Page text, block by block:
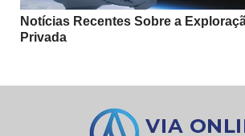
Notícias Recentes Sobre a
Privada